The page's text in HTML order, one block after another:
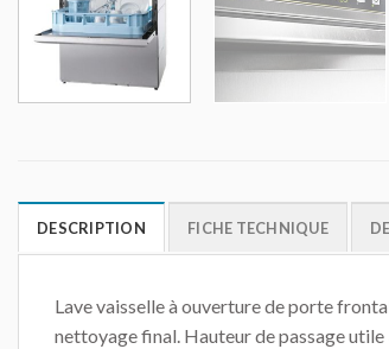
DESCRIPTION FICHE TECHNIQUE
Lave vaisselle à ouverture de porte
nettoyage final. Hauteur de passage